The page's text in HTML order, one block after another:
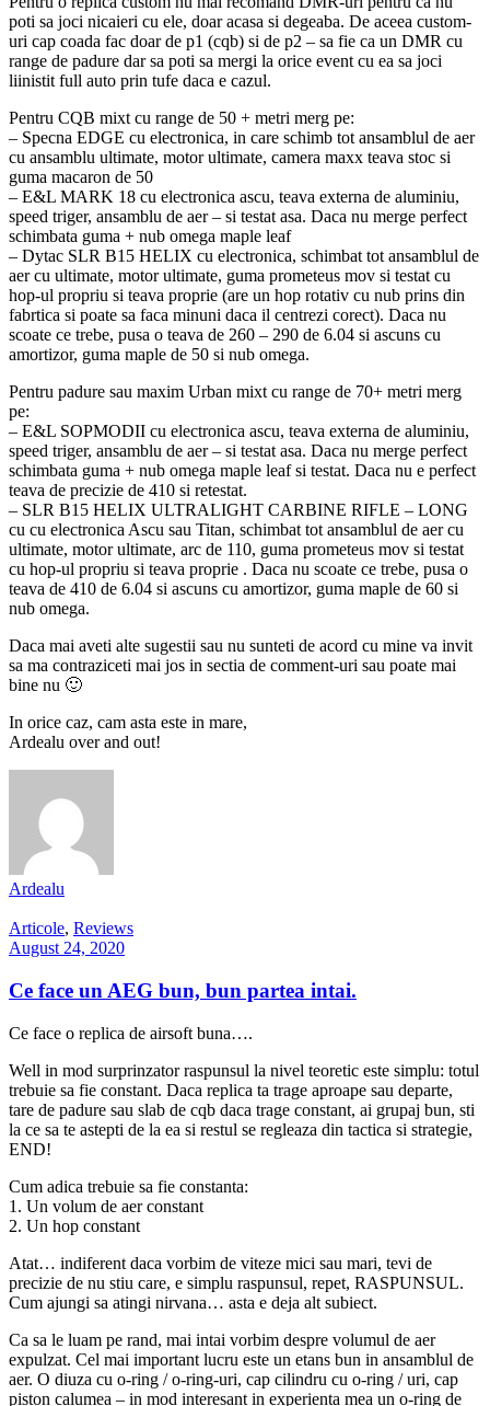
poti sa joci nicaieri cu ele, doar acasa si degeaba. De aceea custom-
uri cap coada fac doar de p1 (cqb) si de p2 – sa fie ca un DMR cu
range de padure dar sa poti sa mergi la orice event cu ea sa joci
liinistit full auto prin tufe daca e cazul.
Pentru CQB mixt cu range de 50 + metri merg pe:
– Specna EDGE cu electronica, in care schimb tot ansamblul de aer
cu ansamblu ultimate, motor ultimate, camera maxx teava stoc si
guma macaron de 50
– E&L MARK 18 cu electronica ascu, teava externa de aluminiu,
speed triger, ansamblu de aer – si testat asa. Daca nu merge perfect
schimbata guma + nub omega maple leaf
– Dytac SLR B15 HELIX cu electronica, schimbat tot ansamblul de
aer cu ultimate, motor ultimate, guma prometeus mov si testat cu
hop-ul propriu si teava proprie (are un hop rotativ cu nub prins din
fabrtica si poate sa faca minuni daca il centrezi corect). Daca nu
scoate ce trebe, pusa o teava de 260 – 290 de 6.04 si ascuns cu
amortizor, guma maple de 50 si nub omega.
Pentru padure sau maxim Urban mixt cu range de 70+ metri merg
pe:
– E&L SOPMODII cu electronica ascu, teava externa de aluminiu,
speed triger, ansamblu de aer – si testat asa. Daca nu merge perfect
schimbata guma + nub omega maple leaf si testat. Daca nu e perfect
teava de precizie de 410 si retestat.
– SLR B15 HELIX ULTRALIGHT CARBINE RIFLE – LONG
cu cu electronica Ascu sau Titan, schimbat tot ansamblul de aer cu
ultimate, motor ultimate, arc de 110, guma prometeus mov si testat
cu hop-ul propriu si teava proprie . Daca nu scoate ce trebe, pusa o
teava de 410 de 6.04 si ascuns cu amortizor, guma maple de 60 si
nub omega.
Daca mai aveti alte sugestii sau nu sunteti de acord cu mine va invit
sa ma contraziceti mai jos in sectia de comment-uri sau poate mai
bine nu 🙂
In orice caz, cam asta este in mare,
Ardealu over and out!
Ardealu
Articole, Reviews
August 24, 2020
Ce face un AEG bun, bun partea intai.
Ce face o replica de airsoft buna….
Well in mod surprinzator raspunsul la nivel teoretic este simplu: totul
trebuie sa fie constant. Daca replica ta trage aproape sau departe,
tare de padure sau slab de cqb daca trage constant, ai grupaj bun, sti
la ce sa te astepti de la ea si restul se regleaza din tactica si strategie,
END!
Cum adica trebuie sa fie constanta:
1. Un volum de aer constant
2. Un hop constant
Atat… indiferent daca vorbim de viteze mici sau mari, tevi de
precizie de nu stiu care, e simplu raspunsul, repet, RASPUNSUL.
Cum ajungi sa atingi nirvana… asta e deja alt subiect.
Ca sa le luam pe rand, mai intai vorbim despre volumul de aer
expulzat. Cel mai important lucru este un etans bun in ansamblul de
aer. O diuza cu o-ring / o-ring-uri, cap cilindru cu o-ring / uri, cap
piston calumea – in mod interesant in experienta mea un o-ring de